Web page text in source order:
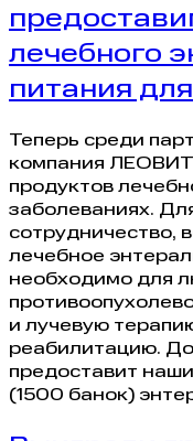
лечебного
питания
Теперь среди
компания
продуктов
заболеваниях.
сотрудничество,
лечебное
необходимо для
и лучевую
реабилитацию.
предоставит
(1500 банок)